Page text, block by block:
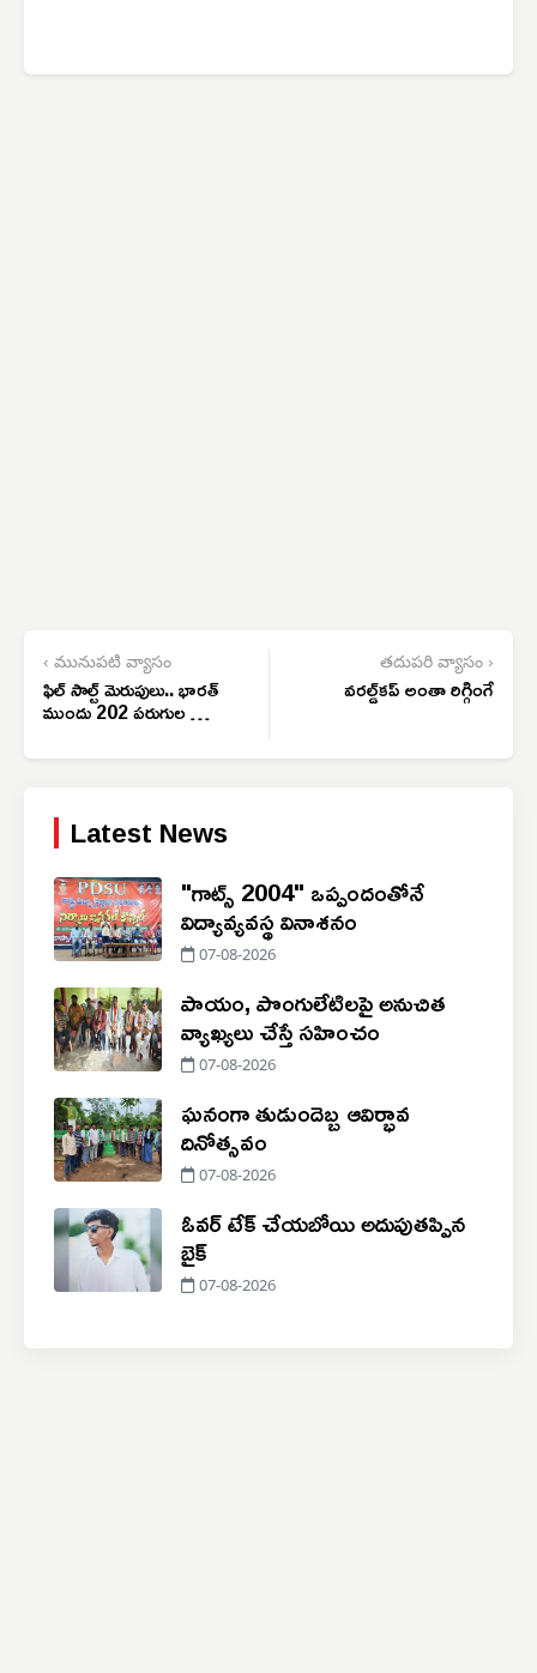
‹ మునుపటి వ్యాసం
ఫిల్ సాల్ట్ మెరుపులు.. భారత్
ముందు 202 పరుగుల భారీ
తదుపరి వ్యాసం ›
వరల్డ్‌కప్ అంతా రిగ్గింగే
Latest News
"గాట్స్ 2004" ఒప్పందంతోనే
విద్యావ్యవస్థ వినాశనం
07-08-2026
పాయం, పొంగులేటిలపై అనుచిత
వ్యాఖ్యలు చేస్తే సహించం
07-08-2026
ఘనంగా తుడుందెబ్బ ఆవిర్భావ
దినోత్సవం
07-08-2026
ఓవర్ టేక్ చేయబోయి అదుపుతప్పిన
బైక్
07-08-2026